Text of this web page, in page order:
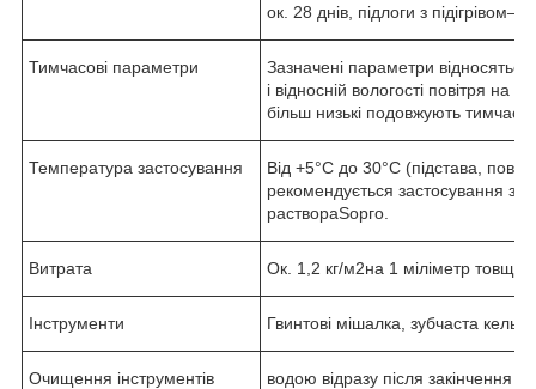
ок. 28 днів, підлоги з підігрівом–
Тимчасові параметри
Зазначені параметри
і відносній вологості повітря на
більш низькі подовжують
Температура застосування
Від +5°С до 30°С (підстава,
рекомендується застосування
раствораЅорго.
Витрата Ок. 1,2 кг/м2на 1 міліметр
Інструменти Гвинтові мішалка, зубчаста
Очищення інструментів водою відразу після закінчення